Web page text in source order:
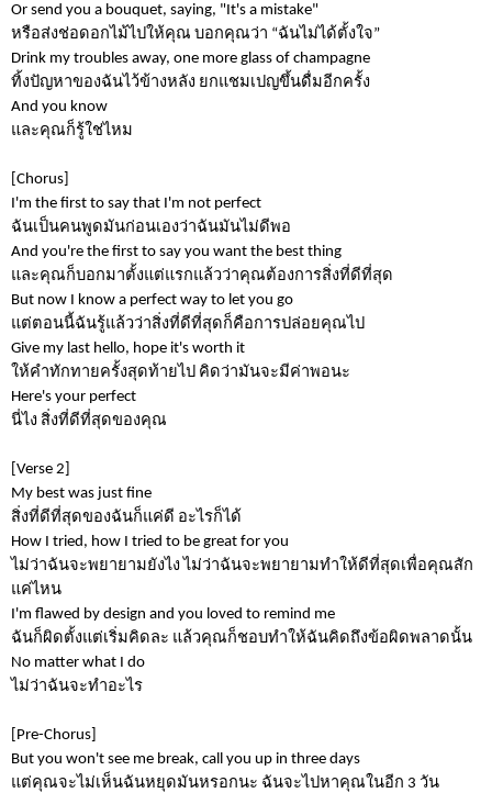
Or send you a bouquet, saying, "It's a mistake"
หรือส่งช่อดอกไม้ไปให้คุณ บอกคุณว่า “ฉันไม่ได้ตั้งใจ”
Drink my troubles away, one more glass of champagne
ทิ้งปัญหาของฉันไว้ข้างหลัง ยกแชมเปญขึ้นดื่มอีกครั้ง
And you know
และคุณก็รู้ใช่ไหม
[Chorus]
I'm the first to say that I'm not perfect
ฉันเป็นคนพูดมันก่อนเองว่าฉันมันไม่ดีพอ
And you're the first to say you want the best thing
และคุณก็บอกมาตั้งแต่แรกแล้วว่าคุณต้องการสิ่งที่ดีที่สุด
But now I know a perfect way to let you go
แต่ตอนนี้ฉันรู้แล้วว่าสิ่งที่ดีที่สุดก็คือการปล่อยคุณไป
Give my last hello, hope it's worth it
ให้คำทักทายครั้งสุดท้ายไป คิดว่ามันจะมีค่าพอนะ
Here's your perfect
นี่ไง สิ่งที่ดีที่สุดของคุณ
[Verse 2]
My best was just fine
สิ่งที่ดีที่สุดของฉันก็แค่ดี อะไรก็ได้
How I tried, how I tried to be great for you
ไม่ว่าฉันจะพยายามยังไง ไม่ว่าฉันจะพยายามทำให้ดีที่สุดเพื่อคุณสัก
แค่ไหน
I'm flawed by design and you loved to remind me
ฉันก็ผิดตั้งแต่เริ่มคิดละ แล้วคุณก็ชอบทำให้ฉันคิดถึงข้อผิดพลาดนั้น
No matter what I do
ไม่ว่าฉันจะทำอะไร
[Pre-Chorus]
But you won't see me break, call you up in three days
แต่คุณจะไม่เห็นฉันหยุดมันหรอกนะ ฉันจะไปหาคุณในอีก 3 วัน